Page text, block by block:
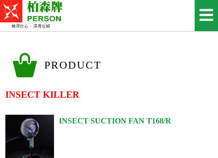
PRODUCT
INSECT KILLER
INSECT SUCTION FAN T168/R